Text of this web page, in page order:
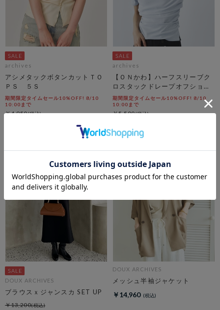
archives
アシメタックボタンカットＴＯ
ＰＳ ５Ｓ
期間限定タイムセール10%OFF! 8/10
10:00まで
￥4,950
archives
【ＯＮかわ】ハーフスリーブク
ロスタックドレープオフショル
ＴＯＰＳ
期間限定タイムセール10%OFF! 8/10
10:00まで
￥5,500
DOUX ARCHIVES
ブラウスｘジャンスカ SET UP
￥13,200
DOUX ARCHIVES
メッシュ半袖ジャケット
￥14,960